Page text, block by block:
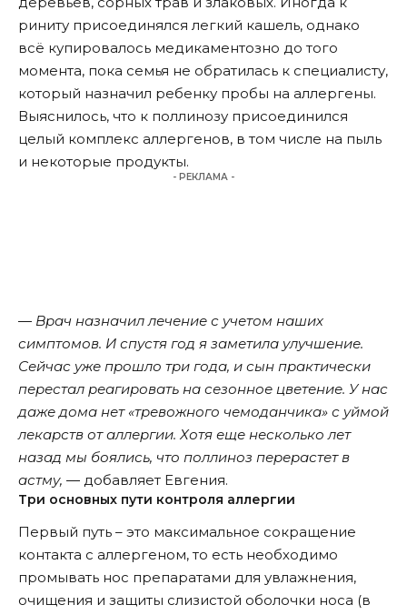
риниту присоединялся легкий кашель, однако
всё купировалось медикаментозно до того
момента, пока семья не обратилась к специалисту,
который назначил ребенку пробы на аллергены.
Выяснилось, что к поллинозу присоединился
целый комплекс аллергенов, в том числе на пыль
и некоторые продукты.
- РЕКЛАМА -
― Врач назначил лечение с учетом наших
симптомов. И спустя год я заметила улучшение.
Сейчас уже прошло три года, и сын практически
перестал реагировать на сезонное цветение. У нас
даже дома нет «тревожного чемоданчика» с уймой
лекарств от аллергии. Хотя еще несколько лет
назад мы боялись, что поллиноз перерастет в
астму, ― добавляет Евгения.
Три основных пути контроля аллергии
Первый путь – это максимальное сокращение
контакта с аллергеном, то есть необходимо
промывать нос препаратами для увлажнения,
очищения и защиты слизистой оболочки носа (в